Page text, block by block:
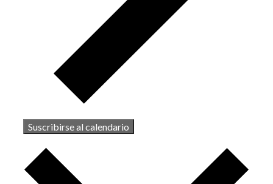
Suscribirse al calendario